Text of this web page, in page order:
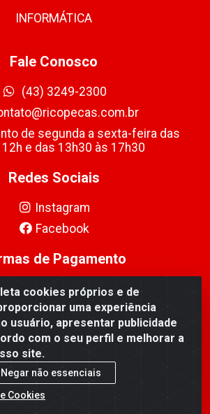
cookies próprios e de
uma experiência
usuário, apresentar publicidade
com o seu perfil e melhorar a
site.
Negar não essenciais
Cookies
INFORMÁTICA
Fale Conosco
(43) 3249-2300
de segunda a sexta-feira das
e das 13h30 às 17h30
Redes Sociais
Instagram
Facebook
de Pagamento
de componentes Eletrônicos Ltda -
Mafra, 968 - Jardim Taroba,
86.191-390 - CNPJ 06.241.208/0001-
89